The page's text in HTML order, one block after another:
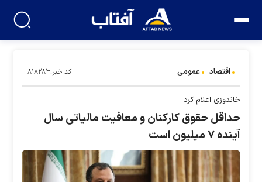
اقتصاد عمومی کد خبر:۸۱۸۲۸۳
خاندوزی اعلام کرد
حداقل حقوق کارکنان و معافیت مالیاتی سال
آینده ۷ میلیون است